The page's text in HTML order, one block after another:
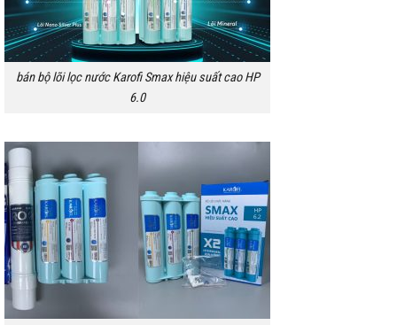
bán bộ lõi lọc nước Karofi Smax hiệu suất cao HP
6.0